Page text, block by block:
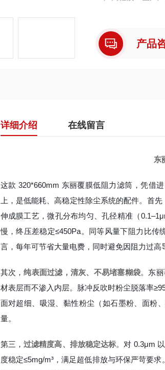
产品
详细介绍 在线留言
东
这款 320*660mm 东丽覆膜低阻力滤筒，凭借
上，是低能耗、高稳定性除尘系统的配件。首先
伸成膜工艺，微孔分布均匀、孔径精准（
慢，终压差稳定≤450Pa。同等风量下阻力比传
言，每年可节省大量电费，同时避免因阻力过高
其次，纯表面过滤，清灰、不易堵塞糊袋。东
材表层而不渗入内层。脉冲反吹时粉尘脱落率
面对超细、吸湿、黏性粉尘（如石墨粉、面粉
量。
第三， 过滤精度高、排放稳定达标。对 0.3μm
度稳定≤5mg/m³，满足超低排放与环保严苛要